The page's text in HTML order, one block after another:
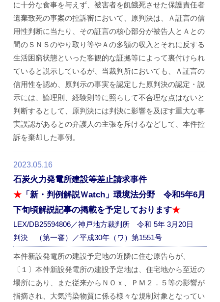
に十分な食事を与えず、被害者を飢餓死させた保護責任者
遺棄致死の事案の控訴審において、原判決は、Ａ証言の信
用性判断に当たり、その証言の核心部分が被告人とＡとの
間のＳＮＳのやり取り等やＡの多額の収入とそれに反する
生活困窮状態といった客観的な証拠等によって裏付けられ
ていると説示しているが、当裁判所においても、Ａ証言の
信用性を認め、原判示の事実を認定した原判決の認定・説
示には、論理則、経験則等に照らして不合理な点はないと
判断するとして、原判決には判決に影響を及ぼす重大な事
実誤認があるとの弁護人の主張を斥けるなどして、本件控
訴を棄却した事例。
2023.05.16
石炭火力発電所建設等差止請求事件
★ 「新・判例解説Ｗatch」環境法分野 令和5年6月
下旬頃解説記事の掲載を予定しております★
LEX/DB25594806／神戸地方裁判所 令和 5年 3月20日
判決 （第一審）／平成30年（ワ）第1551号
本件新設発電所の建設予定地の近隣に住む原告らが、
〔１〕本件新設発電所の建設予定地は、住宅地から至近の
場所にあり、また従来からＮＯｘ、ＰＭ２．５等の影響が
指摘され、大気汚染物質に係る様々な規制対象となってい